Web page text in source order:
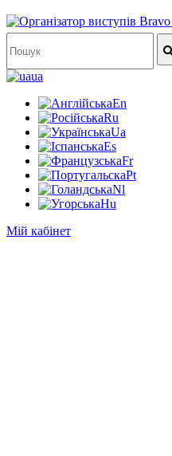
ua
En
Ru
Ua
Es
Fr
Pt
Nl
Hu
Мій кабінет